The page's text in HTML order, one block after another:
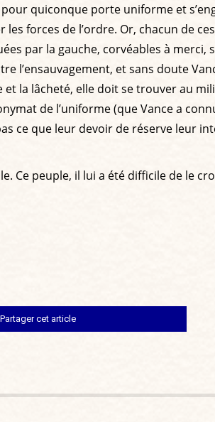
quiconque porte uniforme et
forces de l’ordre. Or, chacun de
par la gauche, corvéables à
et sans doute
la lâcheté, elle doit se trouver au
de l’uniforme (que Vance a
ce que leur devoir de réserve leur
peuple, il lui a été difficile de le
Partager cet article